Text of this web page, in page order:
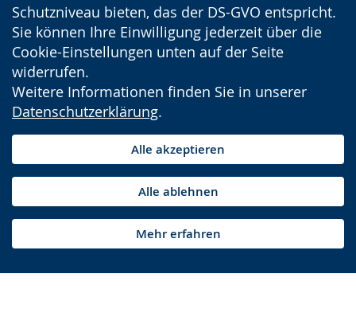
Schutzniveau bieten, das der DS-GVO entspricht.
Sie können Ihre Einwilligung jederzeit über die
Cookie-Einstellungen unten auf der Seite
widerrufen.
Weitere Informationen finden Sie in unserer
Datenschutzerklärung.
Alle akzeptieren
Alle ablehnen
Mehr erfahren